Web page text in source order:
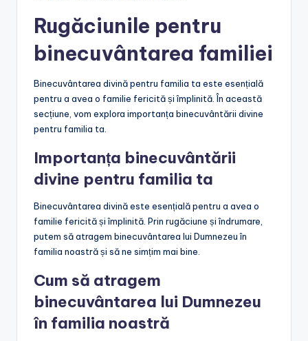
Rugăciunile pentru
binecuvântarea familiei
Binecuvântarea divină pentru familia ta este esențială
pentru a avea o familie fericită și împlinită. În această
secțiune, vom explora importanța binecuvântării divine
pentru familia ta.
Importanța binecuvântării
divine pentru familia ta
Binecuvântarea divină este esențială pentru a avea o
familie fericită și împlinită. Prin rugăciune și îndrumare,
putem să atragem binecuvântarea lui Dumnezeu în
familia noastră și să ne simțim mai bine.
Cum să atragem
binecuvântarea lui Dumnezeu
în familia noastră